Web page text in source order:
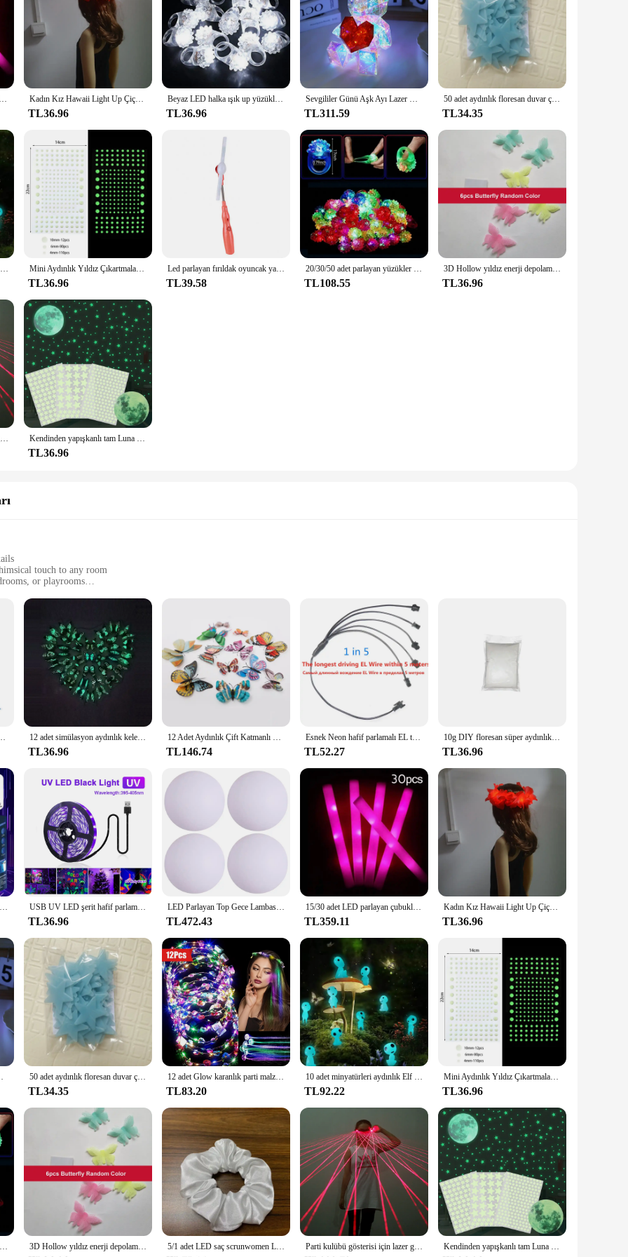
15/30 adet LED parlayan çubuklar toplu renkli RGB Glow köpük sopa Cheer tüp koyu ışık Xmas için doğum günü düğün parti malzemeleri Kadın Kız Hawaii Light Up Çiçek Lei Kolye Hula Garland Çelenk Düğün Hawaii Kostüm Tropikal Luau Glow Parti Cadılar Bayramı
TL36.96
Beyaz LED halka ışık up yüzükler yumuşak kauçuk yanıp sönen engebeli yüzükler Rave düğün aydınlık oyuncaklar parlayan yüzükler karanlıkta kızdırma
TL36.96
Sevgililer Günü Aşk Ayı Lazer Glow Hediye Gece Lambası 3D Pırıltı Ayı LED Başucu USB Gece Lambası Değiştirilebilir Ortam Lambası Hediye
TL311.59
50 adet aydınlık floresan duvar çıkartmaları 3D yıldız Glow karanlık duvar çıkartmaları çocuklar için bebek odası yatak odası tavan ev dekorasyonu
TL34.35
10 adet minyatürleri aydınlık Elf ev bahçe DIY aksesuarları parlayan bebek Moss Microlandscape dekorasyon ev komik gece lambası oyuncak Mini Aydınlık Yıldız Çıkartmaları Parlayan Duvar Sticker Yeşil Işık çocuk Odası Dekorasyon Nokta Yıldız Floresan Çıkartmalar Çocuklar Favor
TL36.96
Led parlayan fırıldak oyuncak yanıp sönen parlak LED dönen müzik fırıldak şerit şekli çocuk oyuncağı hediye rastgele renk oyuncaklar çocuklar için
TL39.58
20/30/50 adet parlayan yüzükler LED ışık Up aydınlık yüzükler parti Favor oyuncaklar flaş Led ışık s Glow karanlık parti malzemeleri
TL108.55
3D Hollow yıldız enerji depolama floresan Glow karanlık aydınlık duvar çıkartmaları çocuk odası oturma odası çıkartması için
TL36.96
Parti kulübü gösterisi için lazer gözlük KTV dans sahne atmosfer sahne yanıp sönen Led ışık yayan ışın kızdırma parti malzemeleri Kendinden yapışkanlı tam Luna aydınlık çıkartmaları çocuklar yatak odası DIY 3D Glow karanlık ay yıldız duvar çıkartmaları
TL36.96
touch to any room
or playrooms
a magical atmosphere
Glow in Dark Butterflies. These exquisite wall decals are not just ordinary decorations; they are a gateway to a world of imagination.
especially when the lights are dimmed. Whether you're looking to create a cozy atmosphere in your nursery or add a whimsical touch
removal, making them a hassle-free addition to your decor. The decals adhere smoothly to any clean, dry surface, ensuring they stay
simply peel them off without leaving any residue, allowing you to reposition or remove them as needed. This makes them a
and permanent setups.
addition to your decor. With multiple sets available, you can create a mesmerizing display that grows with your child's imagination.
and individuals looking to add a touch of magic to their offerings.
aksesuarları karikatür Sticker yıldönümleri için doğum günü Paster 12 adet simülasyon aydınlık kelebek 3D duvar Sticker ev festivali dekorasyon kızdırma karanlık mıknatıs kelebekler çıkartmalar 8cm
TL36.96
12 Adet Aydınlık Çift Katmanlı Kelebek 3D Duvar Sticker Düğün Süslemeleri Karanlıkta Glow Kelebekler Buzdolabı Mıknatısı Çıkartmalar
TL146.74
Esnek Neon hafif parlamalı EL tel halat kablo LED ışıkları yılbaşı dans Rave dekorasyon DIY ayakkabı giyim usb'li şerit LED lamba
TL52.27
10g DIY floresan süper aydınlık parçacıklar kızdırma Pigment parlak çakıl karanlık kum tozu parlayan Noctilucent kum
TL36.96
Dize halat Glow karanlık dize halat başlatıcısı aydınlık taşınabilir el dize stres giderici oyuncak çocuklar için parti hediye USB UV LED şerit hafif parlamalı karanlık Led Blacklight 385-400nm ultraviyole UV lamba için cadılar bayramı floresan parti Neon posterler
TL36.96
LED Parlayan Top Gece Lambası Uzaktan Kumanda Açık Top Yüzen havuz ışığı Yüzme Havuzu Parti Lambası Bahçe Yard Havuz Dekor için
TL472.43
15/30 adet LED parlayan çubuklar toplu renkli RGB Glow köpük sopa Cheer tüp koyu ışık Xmas için doğum günü düğün parti malzemeleri
TL359.11
Kadın Kız Hawaii Light Up Çiçek Lei Kolye Hula Garland Çelenk Düğün Hawaii Kostüm Tropikal Luau Glow Parti Cadılar Bayramı
TL36.96
Ortam Lambası Hediye 50 adet aydınlık floresan duvar çıkartmaları 3D yıldız Glow karanlık duvar çıkartmaları çocuklar için bebek odası yatak odası tavan ev dekorasyonu
TL34.35
12 adet Glow karanlık parti malzemeleri 4 adet LED çiçek taç bantlar + 8 adet LED ışık Up Fiber optik saç tokalarım klip
TL83.20
10 adet minyatürleri aydınlık Elf ev bahçe DIY aksesuarları parlayan bebek Moss Microlandscape dekorasyon ev komik gece lambası oyuncak
TL92.22
Mini Aydınlık Yıldız Çıkartmaları Parlayan Duvar Sticker Yeşil Işık çocuk Odası Dekorasyon Nokta Yıldız Floresan Çıkartmalar Çocuklar Favor
TL36.96
20/30/50 adet parlayan yüzükler LED ışık Up aydınlık yüzükler parti Favor oyuncaklar flaş Led ışık s Glow karanlık parti malzemeleri 3D Hollow yıldız enerji depolama floresan Glow karanlık aydınlık duvar çıkartmaları çocuk odası oturma odası çıkartması için 5/1 adet LED saç scrunwomen Light Up saç bantları at kuyruğu tutucu kadınlar kızlar için elastik Hairband Glow karanlık parti malzemeleri Parti kulübü gösterisi için lazer gözlük KTV dans sahne atmosfer sahne yanıp sönen Led ışık yayan ışın kızdırma parti malzemeleri Kendinden yapışkanlı tam Luna aydınlık çıkartmaları çocuklar yatak odası DIY 3D Glow karanlık ay yıldız duvar çıkartmaları